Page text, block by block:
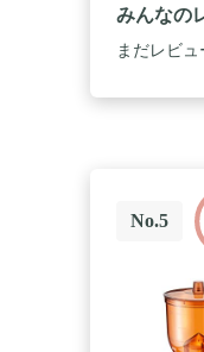
みんなの
まだレビ
No.5